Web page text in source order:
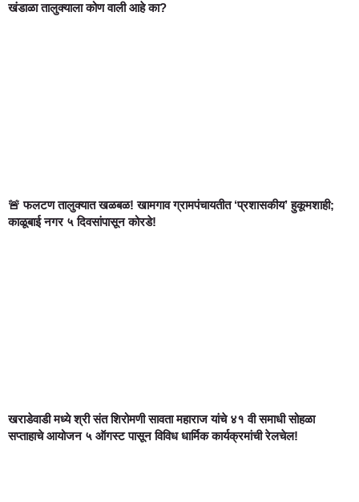
खंडाळा तालुक्याला कोण वाली आहे का?
🚨 फलटण तालुक्यात खळबळ! खामगाव ग्रामपंचायतीत ‘प्रशासकीय’ हुकूमशाही;
काळूबाई नगर ५ दिवसांपासून कोरडे!
खराडेवाडी मध्ये श्री संत शिरोमणी सावता महाराज यांचे ४१ वी समाधी सोहळा
सप्ताहाचे आयोजन ५ ऑगस्ट पासून विविध धार्मिक कार्यक्रमांची रेलचेल!